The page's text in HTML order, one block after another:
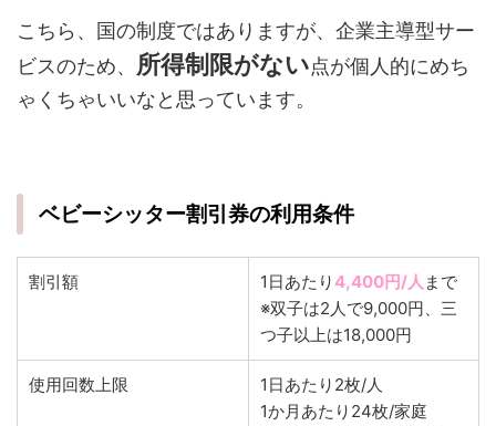
こちら、国の制度ではありますが、企業主導型サー
ビスのため、 所得制限がない点が個人的にめち
ゃくちゃいいなと思っています。
ベビーシッター割引券の利用条件
割引額 1日あたり4,400円/人 まで
※双子は2人で9,000円、三
つ子以上は18,000円
使用回数上限
1日あたり2枚/人
1か月あたり24枚/家庭